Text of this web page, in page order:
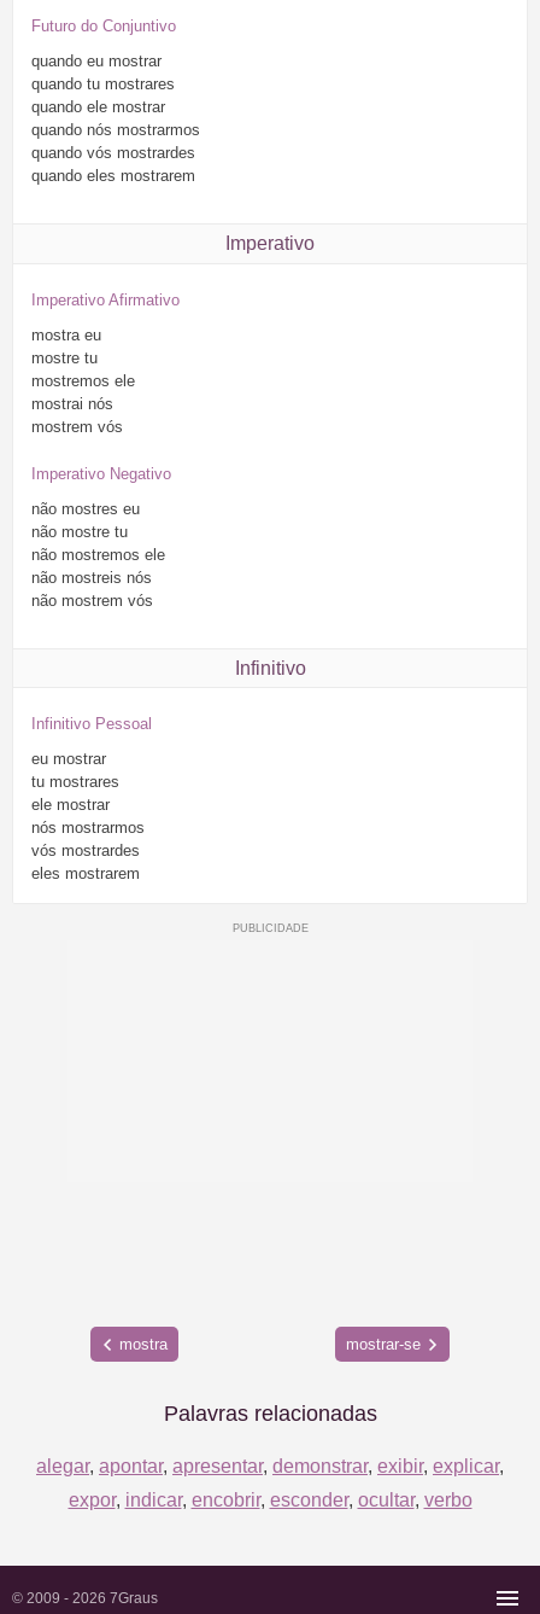
Futuro do Conjuntivo
quando eu mostrar
quando tu mostrares
quando ele mostrar
quando nós mostrarmos
quando vós mostrardes
quando eles mostrarem
Imperativo
Imperativo Afirmativo
mostra eu
mostre tu
mostremos ele
mostrai nós
mostrem vós
Imperativo Negativo
não mostres eu
não mostre tu
não mostremos ele
não mostreis nós
não mostrem vós
Infinitivo
Infinitivo Pessoal
eu mostrar
tu mostrares
ele mostrar
nós mostrarmos
vós mostrardes
eles mostrarem
mostra mostrar-se
Palavras relacionadas
alegar, apontar, apresentar, demonstrar, exibir, explicar,
expor, indicar, encobrir, esconder, ocultar, verbo
© 2009 - 2026 7Graus